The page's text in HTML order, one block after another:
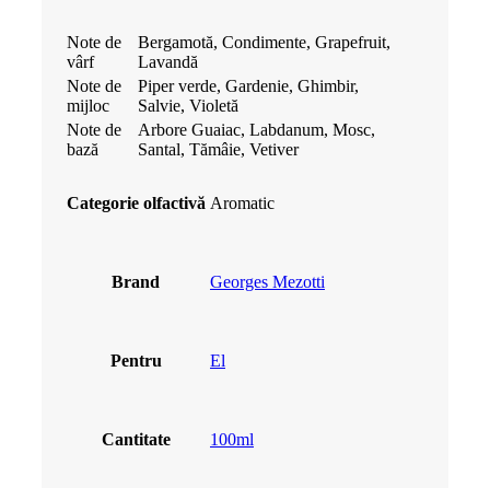
Note de
vârf
Bergamotă, Condimente, Grapefruit,
Lavandă
Note de
mijloc
Piper verde, Gardenie, Ghimbir,
Salvie, Violetă
Note de
bază
Arbore Guaiac, Labdanum, Mosc,
Santal, Tămâie, Vetiver
Categorie olfactivă Aromatic
Brand Georges Mezotti
Pentru El
Cantitate 100ml